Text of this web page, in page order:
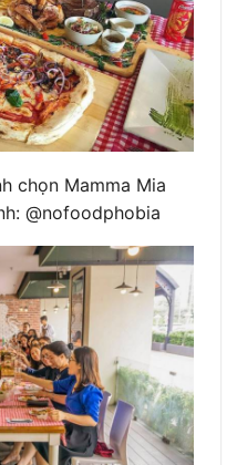
chọn Mamma Mia
@nofoodphobia